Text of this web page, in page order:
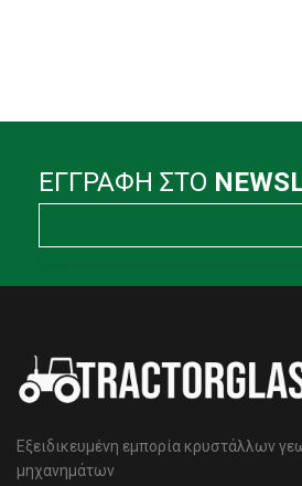
ΕΓΓΡΑΦΗ ΣΤΟ
Εξειδικευμένη εμπορία κρυστάλλων
μηχανημάτων